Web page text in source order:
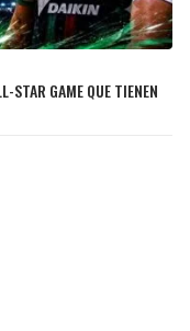
STAR GAME QUE TIENEN